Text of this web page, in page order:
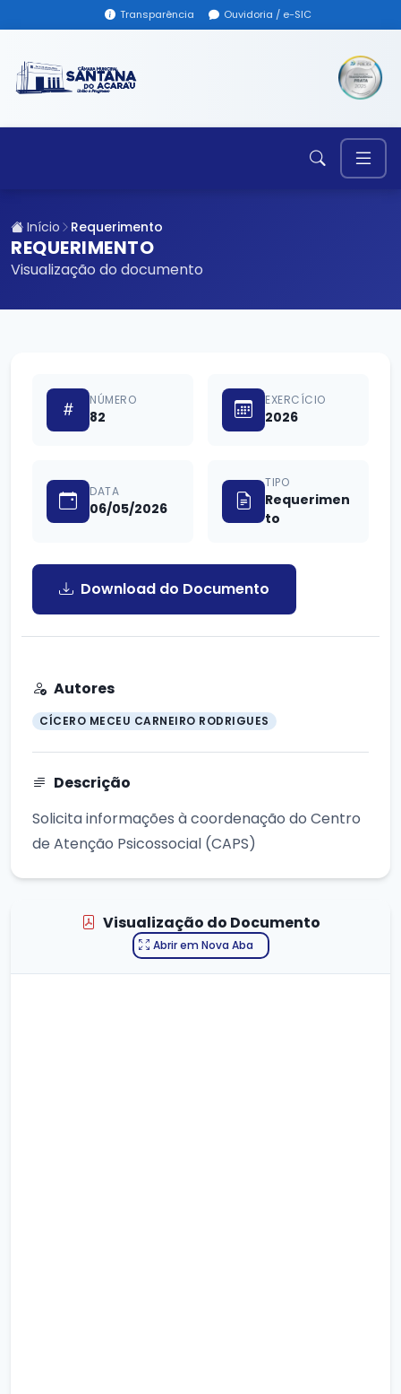
Transparência Ouvidoria / e-SIC
Início Requerimento
REQUERIMENTO
Visualização do documento
NÚMERO
82
EXERCÍCIO
2026
DATA
06/05/2026
TIPO
Requerimen
to
Download do Documento
Autores
CÍCERO MECEU CARNEIRO RODRIGUES
Descrição
Solicita informações à coordenação do Centro
de Atenção Psicossocial (CAPS)
Visualização do Documento
Abrir em Nova Aba